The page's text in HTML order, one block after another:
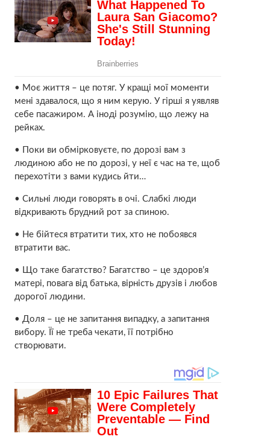
• Моє життя – це потяг. У кращі мої моменти
мені здавалося, що я ним керую. У гірші я уявляв
себе пасажиром. А іноді розумію, що лежу на
рейках.
• Поки ви обмірковуєте, по дорозі вам з
людиною або не по дорозі, у неї є час на те, щоб
перехотіти з вами кудись йти…
• Сильні люди говорять в очі. Слабкі люди
відкривають брудний рот за спиною.
• Не бійтеся втратити тих, хто не побоявся
втратити вас.
• Що таке багатство? Багатство – це здоров’я
матері, повага від батька, вірність друзів і любов
дорогої людини.
• Доля – це не запитання випадку, а запитання
вибору. Її не треба чекати, її потрібно
створювати.